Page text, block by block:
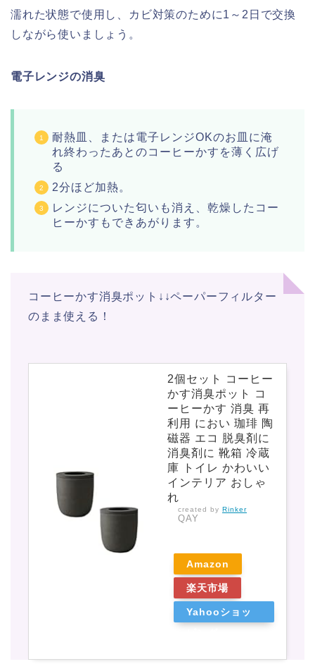
濡れた状態で使用し、カビ対策のために1～2日で交換
しながら使いましょう。
電子レンジの消臭
耐熱皿、または電子レンジOKのお皿に淹
れ終わったあとのコーヒーかすを薄く広げ
る
2分ほど加熱。
レンジについた匂いも消え、乾燥したコー
ヒーかすもできあがります。
コーヒーかす消臭ポット↓↓ペーパーフィルター
のまま使える！
2個セット コーヒー
かす消臭ポット コ
ーヒーかす 消臭 再
利用 におい 珈琲 陶
磁器 エコ 脱臭剤に
消臭剤に 靴箱 冷蔵
庫 トイレ かわいい
インテリア おしゃ
れ
created by Rinker
QAY
Amazon
楽天市場
Yahooショッ